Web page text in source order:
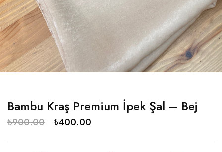
Bambu Kraş Premium İpek Şal – Bej
₺900.00 ₺400.00